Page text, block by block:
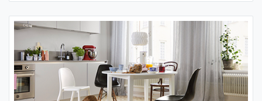
lägga in utan att använda några specifika verktyg eller lim. Det
är en flytande installationsmetod vilket gör att du kan lägga
golvet direkt ovanpå ditt nuvarande golv om det har en plan yta.